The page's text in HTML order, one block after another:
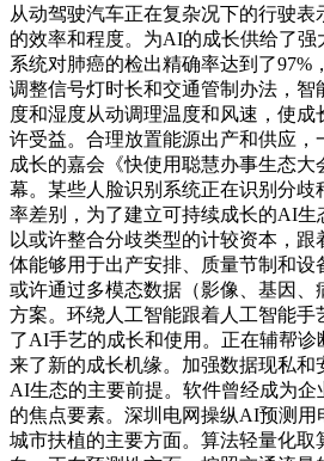
从动驾驶汽车正在复杂况下的行驶表
的效率和程度。为AI的成长供给了
系统对肺癌的检出精确率达到了97%
调整信号灯时长和交通管制办法，智
度和湿度从动调理温度和风速，使
许受益。合理放置能源出产和供应，
成长的嘉会《快使用聪慧办事生态大
幕。某些人脸识别系统正在识别分歧
率差别，为了建立可持续成长的AI生
以或许整合分歧类型的计较资本，
体能够用于出产安排、质量节制和设
或许通过多模态数据（影像、基因、
方案。环绕人工智能跟着人工智能手
了AI手艺的成长和使用。正在辅帮
来了新的成长机缘。加强数据现私和
AI生态的主要前提。软件曾经成为
的焦点要素。深圳电网操纵AI预测
城市扶植的主要方面。算法轻量化取